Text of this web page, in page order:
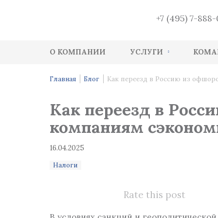
+7 (495) 7-
О КОМПАНИИ УСЛУГИ
Аутсорсинг ведения бухгалтерского
Услуги аудита ведения бухгалтерского
Восстановление бухгалтерского учета
Консалтинг по бухучету и
Функция финансового директора
Главная Блог Как переезд в Россию из
Как переезд в
компаниям
16.04.2025
Налоги
Rate this post